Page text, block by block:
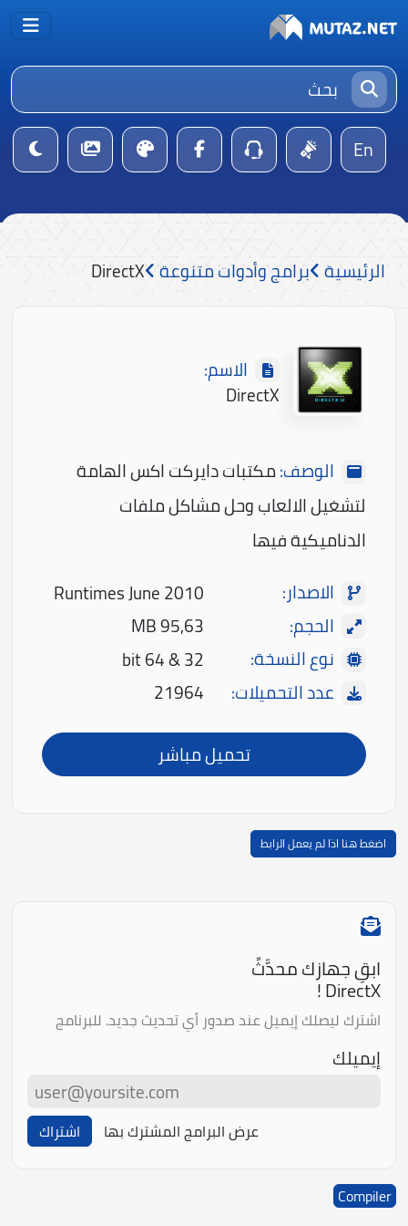
En
الرئيسية برامج وأدوات متنوعة DirectX
الاسم:
DirectX
الوصف:مكتبات دايركت اكس الهامة
لتشغيل الالعاب وحل مشاكل ملفات
الدناميكية فيها
الاصدار:
Runtimes June 2010
الحجم:
95,63 MB
نوع النسخة:
32 & 64 bit
عدد التحميلات:
21964
تحميل مباشر
اضغط هنا اذا لم يعمل الرابط
ابقِ جهازك محدَّثً
DirectX !
اشترك ليصلك إيميل عند صدور أي تحديث جديد. للبرنامج
إيميلك
عرض البرامج المشترك بها اشتراك
Compiler